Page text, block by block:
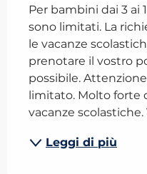
Per bambini dai 3 ai
sono limitati. La
le vacanze
prenotare il vostro
possibile.
limitato. Molto forte
vacanze scolastiche.
Leggi di più